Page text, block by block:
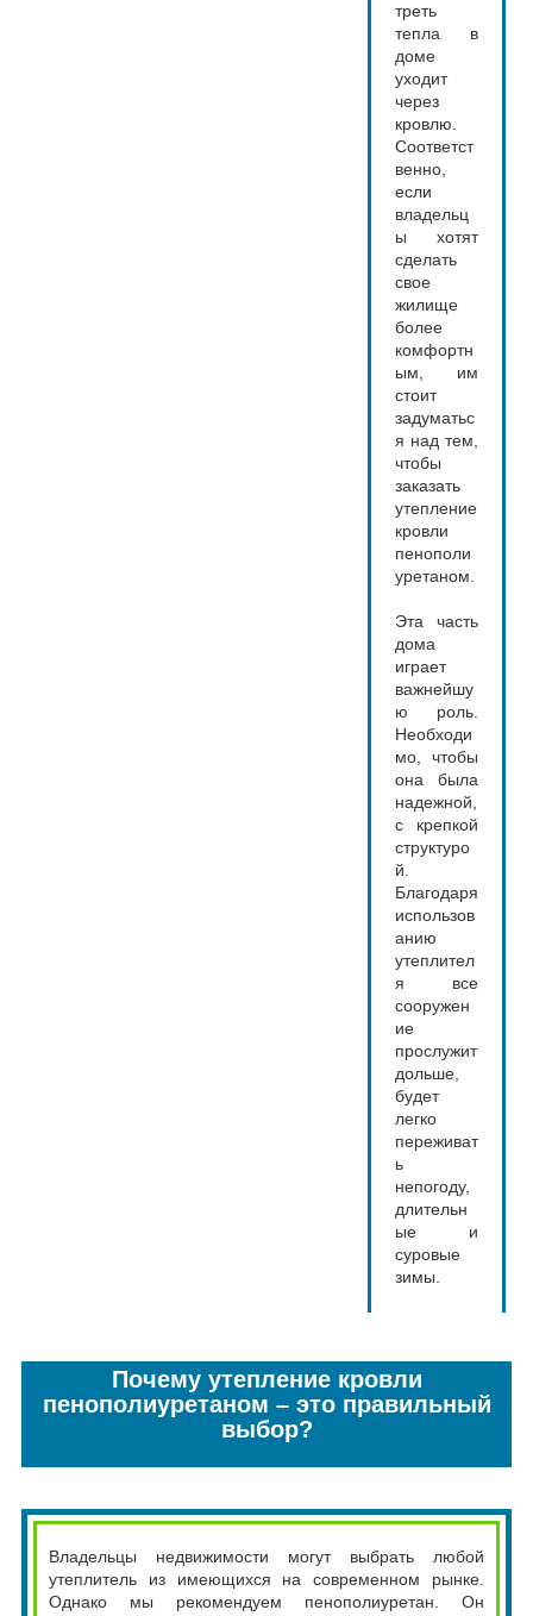
треть
тепла в
доме
уходит
через
кровлю.
Соответст
венно,
если
владельц
ы хотят
сделать
свое
жилище
более
комфортн
ым, им
стоит
задуматьс
я над тем,
чтобы
заказать
утепление
кровли
пенополи
уретаном.
Эта часть
дома
играет
важнейшу
ю роль.
Необходи
мо, чтобы
она была
надежной,
с крепкой
структуро
й.
Благодаря
использов
анию
утеплител
я все
сооружен
ие
прослужит
дольше,
будет
легко
переживат
ь
непогоду,
длительн
ые и
суровые
зимы.
Почему утепление кровли
пенополиуретаном – это правильный
выбор?
Владельцы недвижимости могут выбрать любой
утеплитель из имеющихся на современном рынке.
Однако мы рекомендуем пенополиуретан. Он